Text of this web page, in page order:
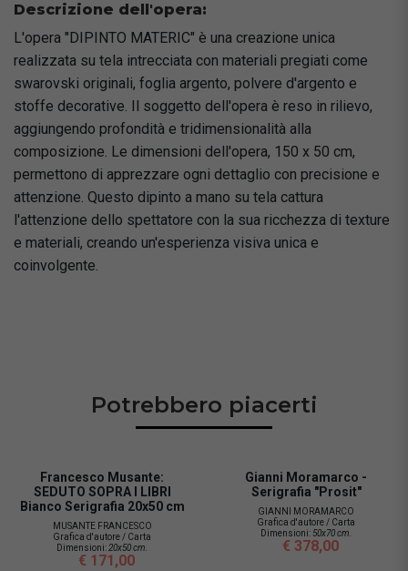
Descrizione dell'opera:
L'opera "DIPINTO MATERIC" è una creazione unica
realizzata su tela intrecciata con materiali pregiati come
swarovski originali, foglia argento, polvere d'argento e
stoffe decorative. Il soggetto dell'opera è reso in rilievo,
aggiungendo profondità e tridimensionalità alla
composizione. Le dimensioni dell'opera, 150 x 50 cm,
permettono di apprezzare ogni dettaglio con precisione e
attenzione. Questo dipinto a mano su tela cattura
l'attenzione dello spettatore con la sua ricchezza di texture
e materiali, creando un'esperienza visiva unica e
coinvolgente.
Potrebbero piacerti
Francesco Musante:
SEDUTO SOPRA I LIBRI
Bianco Serigrafia 20x50 cm
MUSANTE FRANCESCO
Grafica d'autore / Carta
Dimensioni: 20x50 cm.
€ 171,00
Gianni Moramarco -
Serigrafia "Prosit"
GIANNI MORAMARCO
Grafica d'autore / Carta
Dimensioni:50x70 cm.
€ 378,00